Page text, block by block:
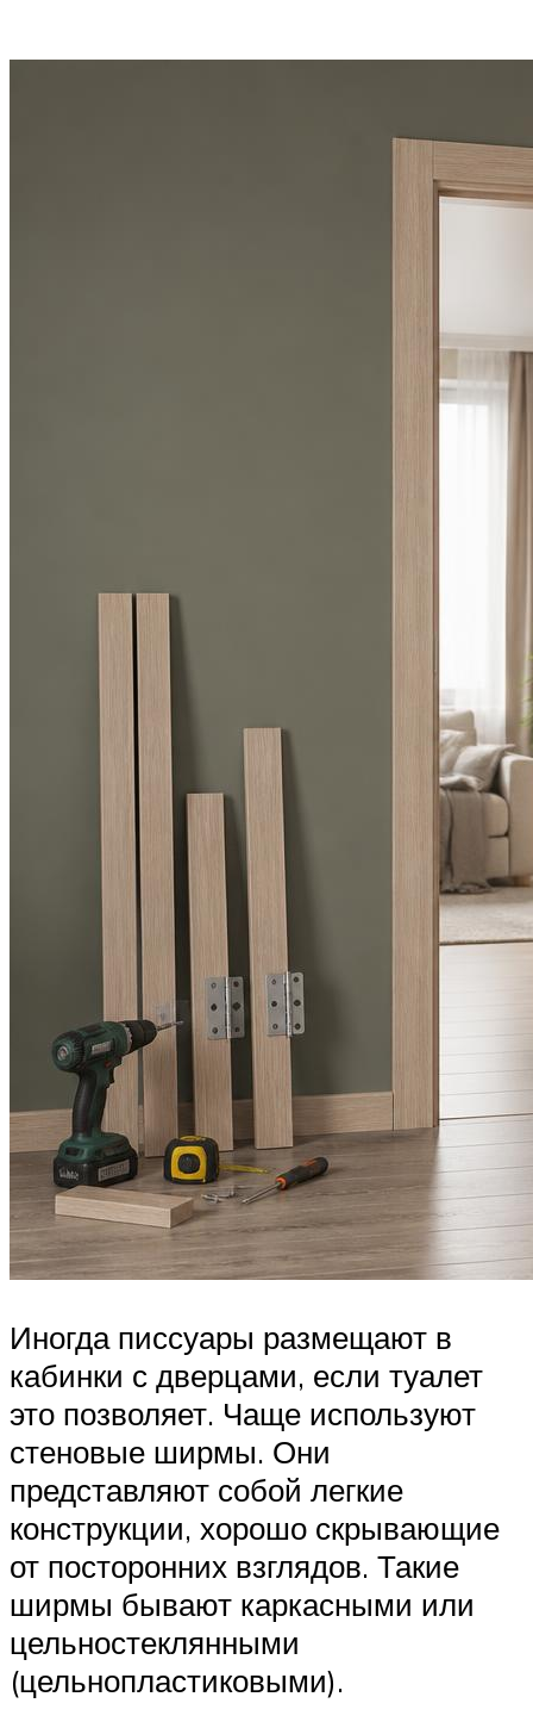
Иногда писсуары размещают в
кабинки с дверцами, если туалет
это позволяет. Чаще используют
стеновые ширмы. Они
представляют собой легкие
конструкции, хорошо скрывающие
от посторонних взглядов. Такие
ширмы бывают каркасными или
цельностеклянными
(цельнопластиковыми).